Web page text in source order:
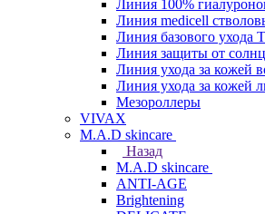
Линия 100%
Линия medicell
Линия базового ухода
Линия защиты от
Линия ухода за кожей
Линия ухода за кожей
Мезороллеры
VIVAX
M.A.D skincare
Назад
M.A.D skincare
ANTI-AGE
Brightening